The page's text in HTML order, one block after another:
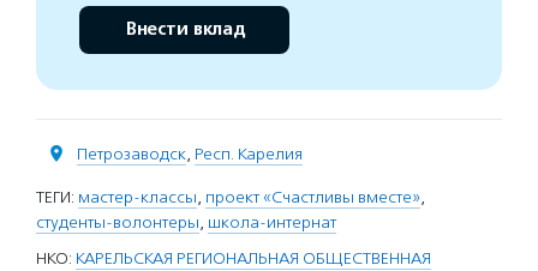
Внести вклад
Петрозаводск, Респ. Карелия
ТЕГИ: мастер-классы, проект «Счастливы вместе»,
студенты-волонтеры, школа-интернат
НКО: КАРЕЛЬСКАЯ РЕГИОНАЛЬНАЯ ОБЩЕСТВЕННАЯ